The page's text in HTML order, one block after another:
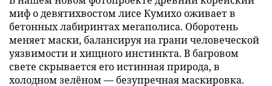
миф о девятихвостом лисе Кумихо оживает в
бетонных лабиринтах мегаполиса. Оборотень
меняет маски, балансируя на грани человеческой
уязвимости и хищного инстинкта. В багровом
свете скрывается его истинная природа, в
холодном зелёном — безупречная маскировка.